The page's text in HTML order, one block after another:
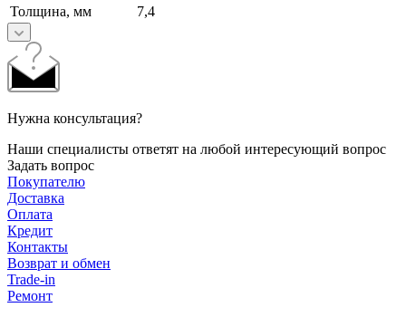
Толщина, мм
7,4
Нужна консультация?
Наши специалисты ответят на любой интересующий вопрос
Задать вопрос
Покупателю
Доставка
Оплата
Кредит
Контакты
Возврат и обмен
Trade-in
Ремонт